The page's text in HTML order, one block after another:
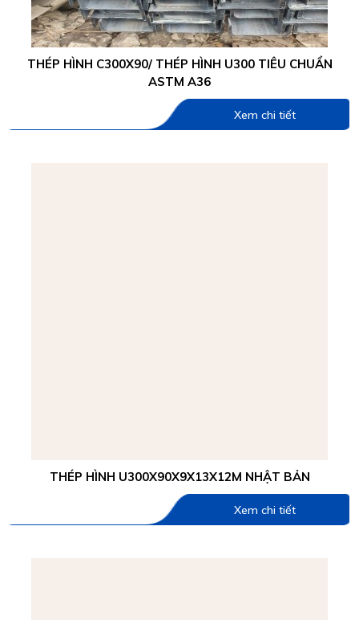
THÉP HÌNH C300X90/ THÉP HÌNH U300 TIÊU CHUẨN
ASTM A36
Xem chi tiết
THÉP HÌNH U300X90X9X13X12M NHẬT BẢN
Xem chi tiết